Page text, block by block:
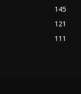
145
121
111